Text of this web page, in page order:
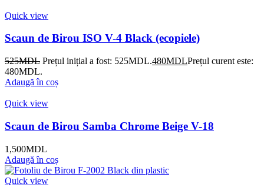
Quick view
Scaun de Birou ISO V-4 Black (ecopiele)
525MDL Prețul inițial a fost: 525MDL.480MDLPrețul curent este:
480MDL.
Adaugă în coș
Quick view
Scaun de Birou Samba Chrome Beige V-18
1,500MDL
Adaugă în coș
Quick view